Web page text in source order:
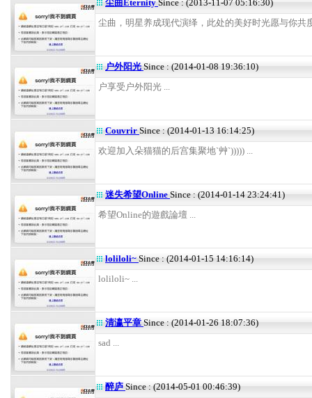
尘曲Eternity Since : (2013-11-07 05:16:30)
尘曲，明星养成现代演绎，此处的美好时光愿与你共
户外阳光Since : (2014-01-08 19:36:10)
户享受户外阳光 ...
Couvrir Since : (2014-01-13 16:14:25)
欢迎加入朵猫猫的后宫集聚地`艸`))))) ...
迷失希望Online Since : (2014-01-14 23:24:41)
希望Online的遊戲論壇 ...
loliloli~ Since : (2014-01-15 14:16:14)
loliloli~ ...
清瀛平章 Since : (2014-01-26 18:07:36)
sad ...
醉庐 Since : (2014-05-01 00:46:39)